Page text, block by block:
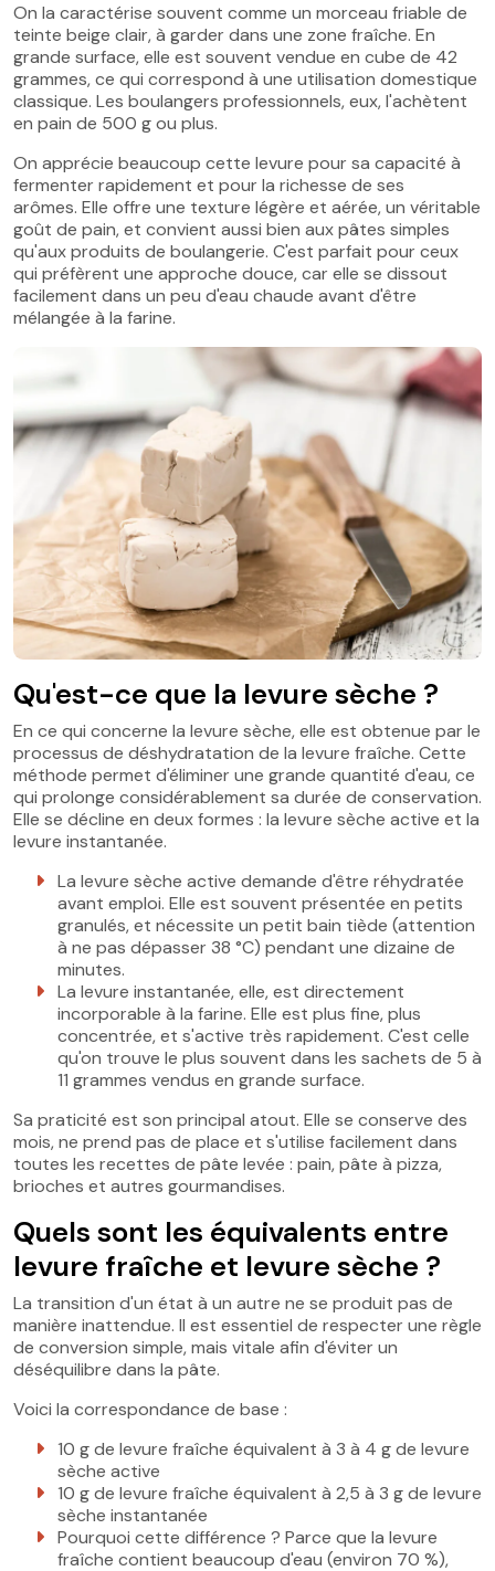
On la caractérise souvent comme un morceau friable de
teinte beige clair, à garder dans une zone fraîche. En
grande surface, elle est souvent vendue en cube de 42
grammes, ce qui correspond à une utilisation domestique
classique. Les boulangers professionnels, eux, l'achètent
en pain de 500 g ou plus.
On apprécie beaucoup cette levure pour sa capacité à
fermenter rapidement et pour la richesse de ses
arômes. Elle offre une texture légère et aérée, un véritable
goût de pain, et convient aussi bien aux pâtes simples
qu'aux produits de boulangerie. C'est parfait pour ceux
qui préfèrent une approche douce, car elle se dissout
facilement dans un peu d'eau chaude avant d'être
mélangée à la farine.
Qu'est-ce que la levure sèche ?
En ce qui concerne la levure sèche, elle est obtenue par le
processus de déshydratation de la levure fraîche. Cette
méthode permet d'éliminer une grande quantité d'eau, ce
qui prolonge considérablement sa durée de conservation.
Elle se décline en deux formes : la levure sèche active et la
levure instantanée.
La levure sèche active demande d'être réhydratée
avant emploi. Elle est souvent présentée en petits
granulés, et nécessite un petit bain tiède (attention
à ne pas dépasser 38 °C) pendant une dizaine de
minutes.
La levure instantanée, elle, est directement
incorporable à la farine. Elle est plus fine, plus
concentrée, et s'active très rapidement. C'est celle
qu'on trouve le plus souvent dans les sachets de 5 à
11 grammes vendus en grande surface.
Sa praticité est son principal atout. Elle se conserve des
mois, ne prend pas de place et s'utilise facilement dans
toutes les recettes de pâte levée : pain, pâte à pizza,
brioches et autres gourmandises.
Quels sont les équivalents entre
levure fraîche et levure sèche ?
La transition d'un état à un autre ne se produit pas de
manière inattendue. Il est essentiel de respecter une règle
de conversion simple, mais vitale afin d'éviter un
déséquilibre dans la pâte.
Voici la correspondance de base :
10 g de levure fraîche équivalent à 3 à 4 g de levure
sèche active
10 g de levure fraîche équivalent à 2,5 à 3 g de levure
sèche instantanée
Pourquoi cette différence ? Parce que la levure
fraîche contient beaucoup d'eau (environ 70 %),